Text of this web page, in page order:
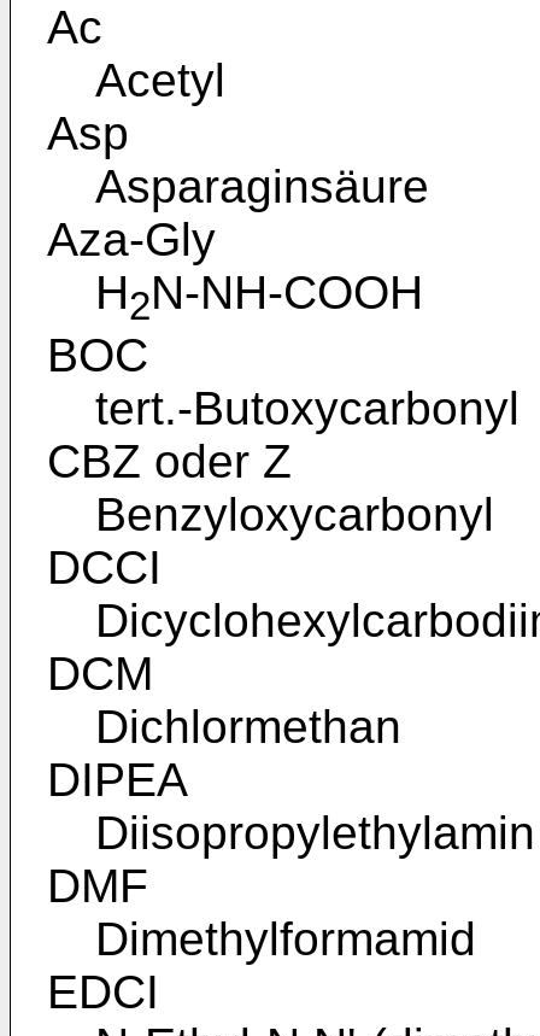
Ac
Acetyl
Asp
Asparaginsäure
Aza-Gly
H2N-NH-COOH
BOC
tert.-Butoxycarbonyl
CBZ oder Z
Benzyloxycarbonyl
DCCI
DCM
Dichlormethan
DIPEA
Diisopropylethylamin
DMF
Dimethylformamid
EDCI